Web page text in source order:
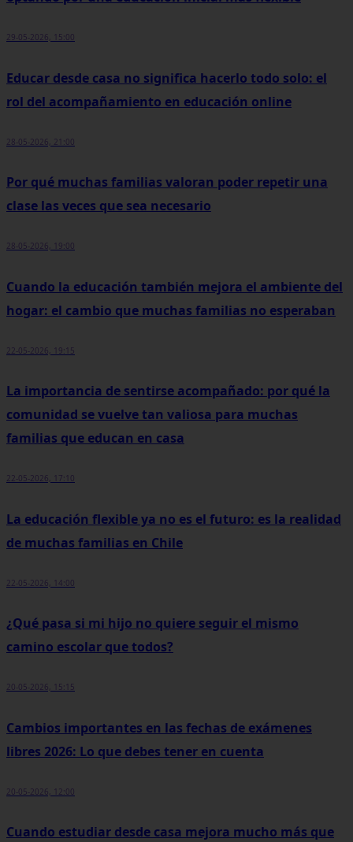
29-05-2026, 15:00
Educar desde casa no significa hacerlo todo solo: el
rol del acompañamiento en educación online
28-05-2026, 21:00
Por qué muchas familias valoran poder repetir una
clase las veces que sea necesario
28-05-2026, 19:00
Cuando la educación también mejora el ambiente del
hogar: el cambio que muchas familias no esperaban
22-05-2026, 19:15
La importancia de sentirse acompañado: por qué la
comunidad se vuelve tan valiosa para muchas
familias que educan en casa
22-05-2026, 17:10
La educación flexible ya no es el futuro: es la realidad
de muchas familias en Chile
22-05-2026, 14:00
¿Qué pasa si mi hijo no quiere seguir el mismo
camino escolar que todos?
20-05-2026, 15:15
Cambios importantes en las fechas de exámenes
libres 2026: Lo que debes tener en cuenta
20-05-2026, 12:00
Cuando estudiar desde casa mejora mucho más que